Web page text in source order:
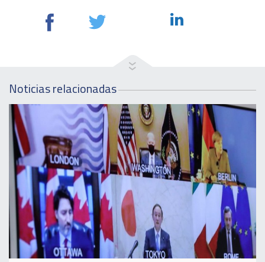
Noticias relacionadas